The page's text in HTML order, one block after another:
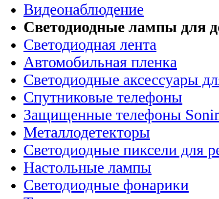
Видеонаблюдение
Светодиодные лампы для
Светодиодная лента
Автомобильная пленка
Светодиодные аксессуары
Спутниковые телефоны
Защищенные телефоны
Металлодетекторы
Светодиодные пиксели для
Настольные лампы
Светодиодные фонарики